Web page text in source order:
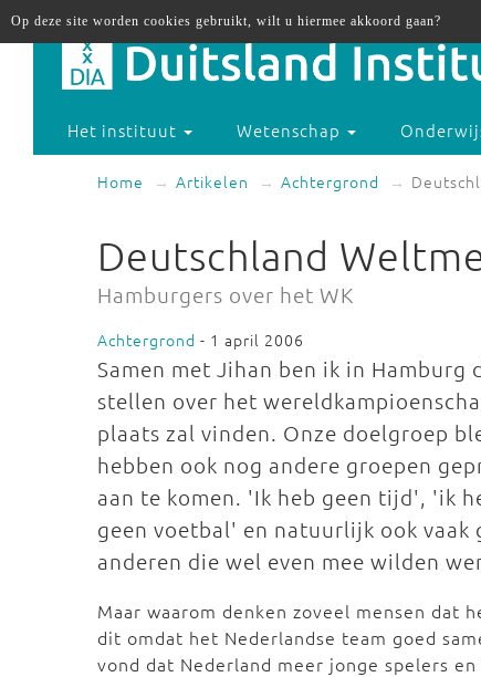
Het instituut Wetenschap
Home Artikelen Achtergrond
Deutschland
Hamburgers over het WK
Achtergrond - 1 april 2006
Samen met Jihan ben ik in Hamburg
stellen over het
plaats zal vinden. Onze doelgroep
hebben ook nog andere groepen
aan te komen. 'Ik heb geen tijd', 'ik
geen voetbal' en natuurlijk ook
anderen die wel even mee wilden
Maar waarom denken zoveel mensen dat
dit omdat het Nederlandse team goed
vond dat Nederland meer jonge spelers
Op deze site worden cookies gebruikt, wilt u hiermee akkoord gaan?